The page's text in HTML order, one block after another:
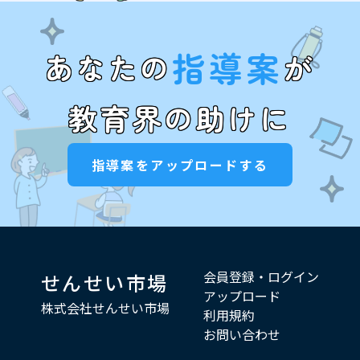
あなたの指導案が
教育界の助けに
指導案をアップロードする
せんせい市場
株式会社せんせい市場
会員登録・ログイン
アップロード
利用規約
お問い合わせ